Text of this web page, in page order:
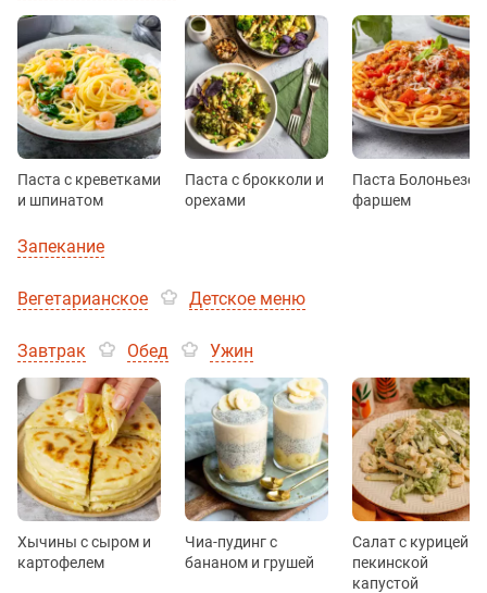
Паста с креветками
и шпинатом
Паста с брокколи и
орехами
Паста Болоньезе с
фаршем
Запекание
Вегетарианское Детское меню
Завтрак Обед Ужин
Хычины с сыром и
картофелем
Чиа-пудинг с
бананом и грушей
Салат с курицей и
пекинской
капустой